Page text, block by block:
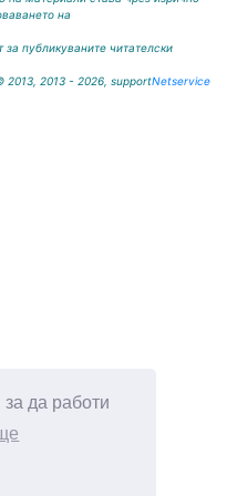
за да работи
на
публикуваните читателски
2013, 2013 - 2026, supportNetservice